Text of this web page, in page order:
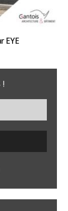
EYE
!